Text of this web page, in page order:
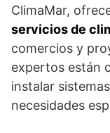
ClimaMar,
servicios de
comercios y
expertos están
instalar
necesidades